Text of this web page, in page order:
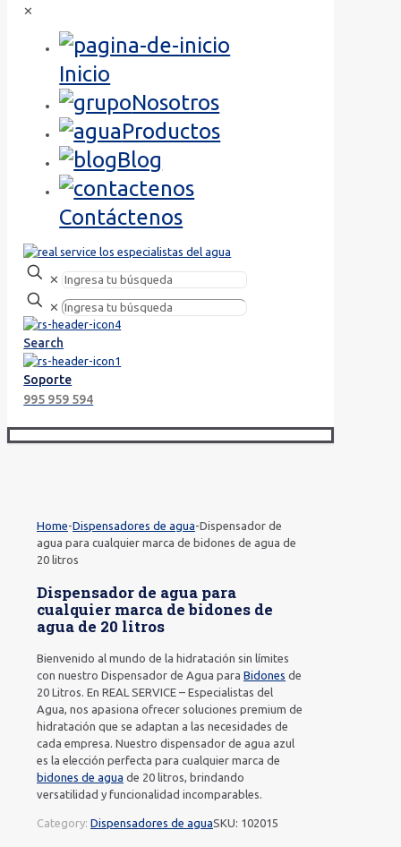
✕
Inicio
Nosotros
Productos
Blog
Contáctenos
✕
✕
Search
Soporte
995 959 594
Home-Dispensadores de agua-Dispensador de
agua para cualquier marca de bidones de agua de
20 litros
Dispensador de agua para
cualquier marca de bidones de
agua de 20 litros
Bienvenido al mundo de la hidratación sin límites
con nuestro Dispensador de Agua para Bidones de
20 Litros. En REAL SERVICE – Especialistas del
Agua, nos apasiona ofrecer soluciones premium de
hidratación que se adaptan a las necesidades de
cada empresa. Nuestro dispensador de agua azul
es la elección perfecta para cualquier marca de
bidones de agua de 20 litros, brindando
versatilidad y funcionalidad incomparables.
Category: Dispensadores de aguaSKU: 102015